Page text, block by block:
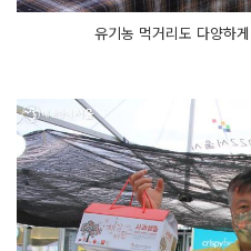
유기농 먹거리도 다양하